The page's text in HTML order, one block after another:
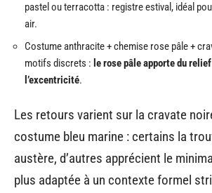
pastel ou terracotta : registre estival, idéal
air.
Costume anthracite + chemise rose pâle +
motifs discrets : le rose pâle apporte du
l’excentricité.
Les retours varient sur la cravate
costume bleu marine : certains la
austère, d’autres apprécient le
plus adaptée à un contexte formel